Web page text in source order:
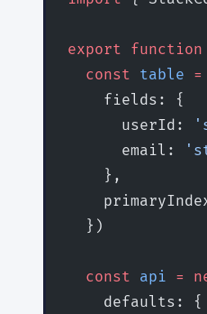
export function
  const
table =
    fields: {
      userId:
      email:
    },
  })
  const
api =
    defaults: {